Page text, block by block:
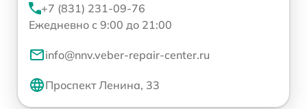
+7 (831) 231-09-76
Ежедневно с 9:00 до 21:00
info@nnv.veber-repair-center.ru
Проспект Ленина, 33